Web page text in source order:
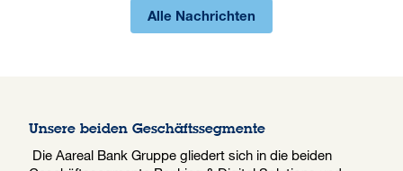
Alle Nachrichten
Unsere beiden Geschäftssegmente
Die Aareal Bank Gruppe gliedert sich in die beiden